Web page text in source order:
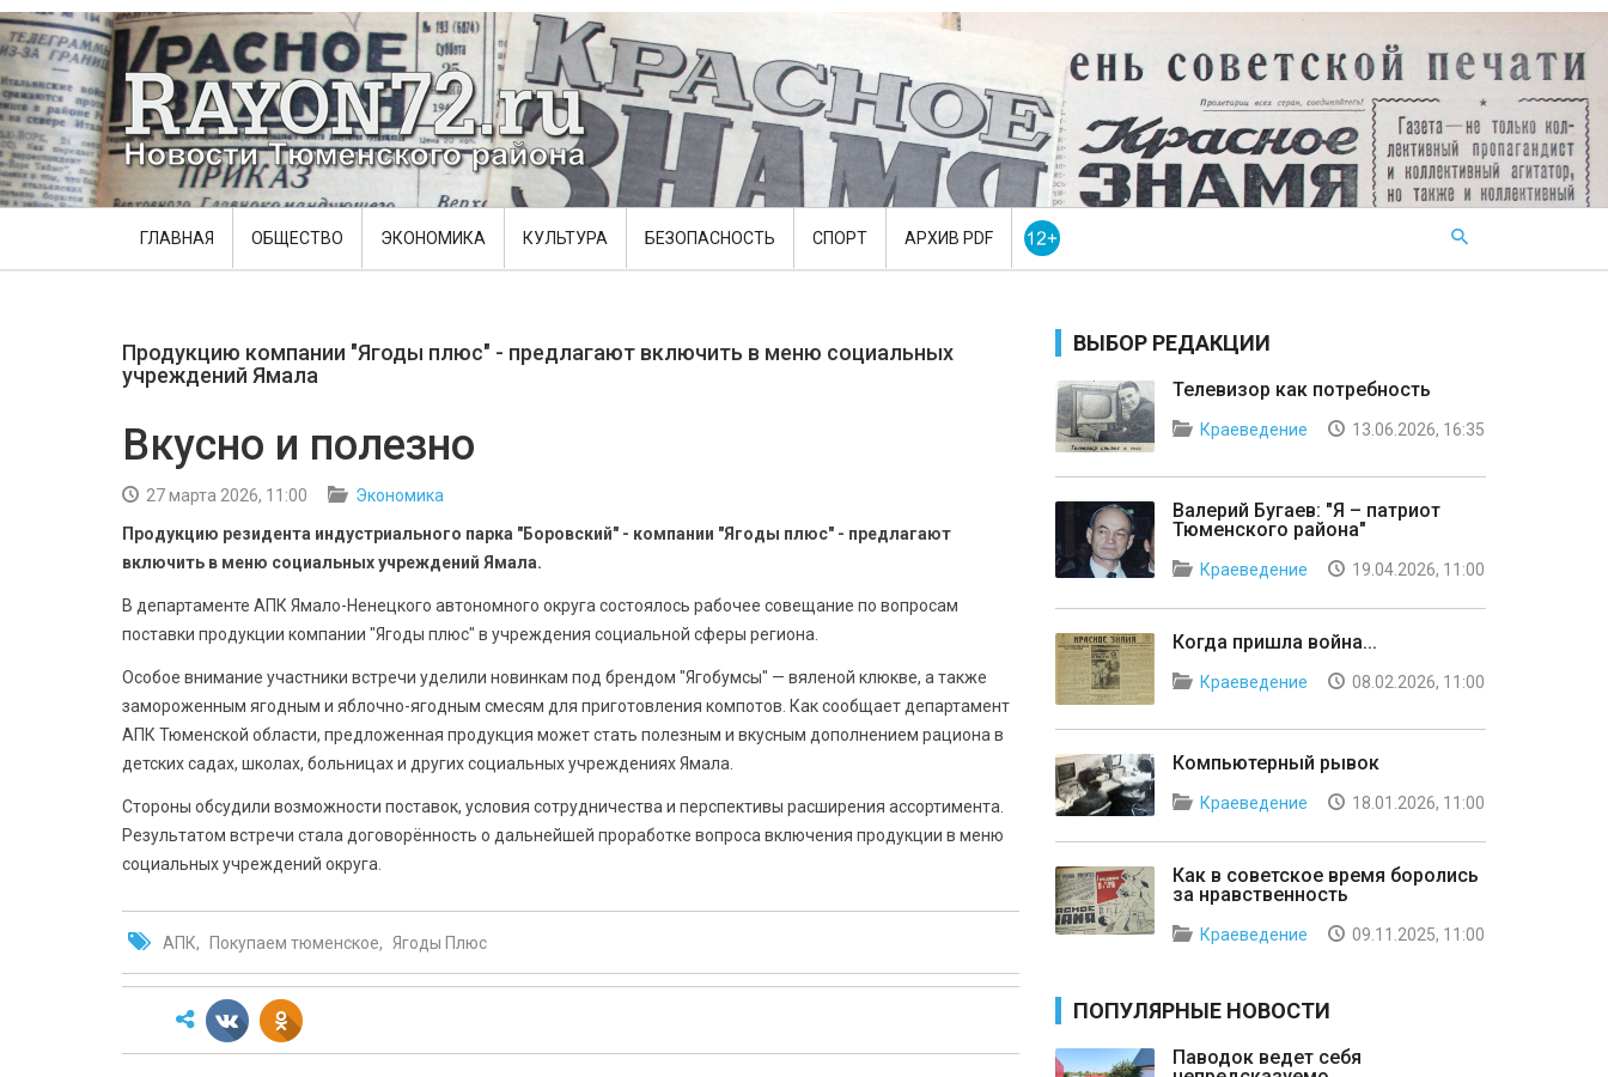
ГЛАВНАЯ ОБЩЕСТВО ЭКОНОМИКА КУЛЬТУРА БЕЗОПАСНОСТЬ СПОРТ АРХИВ PDF
Продукцию компании "Ягоды плюс" - предлагают включить в меню социальных
учреждений Ямала
Вкусно и полезно
27 марта 2026, 11:00
Экономика
Продукцию резидента индустриального парка "Боровский" - компании "Ягоды плюс" - предлагают
включить в меню социальных учреждений Ямала.
В департаменте АПК Ямало-Ненецкого автономного округа состоялось рабочее совещание по вопросам
поставки продукции компании "Ягоды плюс" в учреждения социальной сферы региона.
Особое внимание участники встречи уделили новинкам под брендом "Ягобумсы" — вяленой клюкве, а также
замороженным ягодным и яблочно-ягодным смесям для приготовления компотов. Как сообщает департамент
АПК Тюменской области, предложенная продукция может стать полезным и вкусным дополнением рациона в
детских садах, школах, больницах и других социальных учреждениях Ямала.
Стороны обсудили возможности поставок, условия сотрудничества и перспективы расширения ассортимента.
Результатом встречи стала договорённость о дальнейшей проработке вопроса включения продукции в меню
социальных учреждений округа.
АПК Покупаем тюменское Ягоды Плюс
ВЫБОР РЕДАКЦИИ
Телевизор как потребность
Краеведение 13.06.2026, 16:35
Валерий Бугаев: "Я – патриот
Тюменского района"
Краеведение 19.04.2026, 11:00
Когда пришла война...
Краеведение 08.02.2026, 11:00
Компьютерный рывок
Краеведение 18.01.2026, 11:00
Как в советское время боролись
за нравственность
Краеведение 09.11.2025, 11:00
ПОПУЛЯРНЫЕ НОВОСТИ
Паводок ведет себя